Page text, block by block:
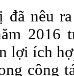
đã nêu
2016
lợi ích
công